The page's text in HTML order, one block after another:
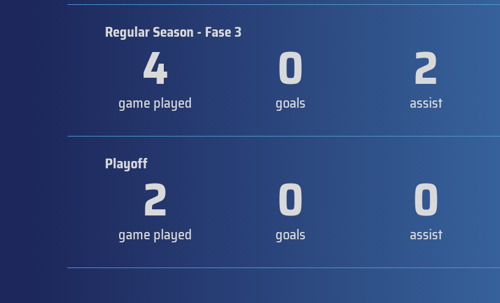
Regular Season - Fase 3
4
game played 0
goals 2
assist
Playoff2
game played 0
goals 0
assist